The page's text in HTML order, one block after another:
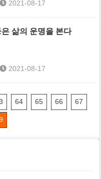
2021-08-17
삶의 운명을 본다
2021-08-17
64 65 66 67